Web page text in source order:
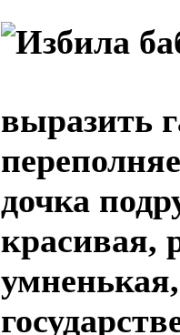
выразить
дочка
красивая,